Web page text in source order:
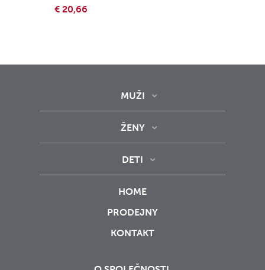
€ 20,66
MUŽI
ŽENY
DETI
HOME
PRODEJNY
KONTAKT